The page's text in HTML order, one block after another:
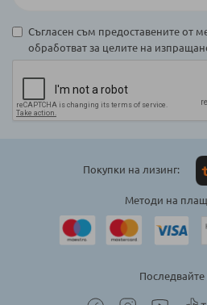
Съгласен съм предоставените от
обработват за целите на
Покупки на лизинг:
Методи на
Последвайте